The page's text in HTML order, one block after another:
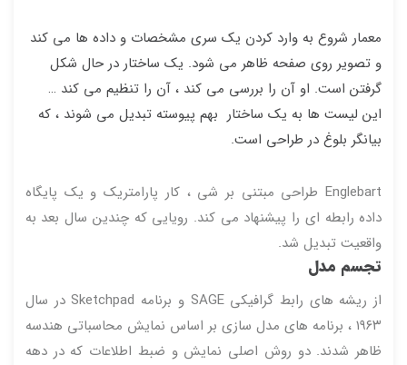
معمار شروع به وارد کردن یک سری مشخصات و داده ها می کند
و تصویر روی صفحه ظاهر می شود. یک ساختار در حال شکل
گرفتن است. او آن را بررسی می کند ، آن را تنظیم می کند …
این لیست ها به یک ساختار بهم پیوسته تبدیل می شوند ، که
بیانگر بلوغ در طراحی است.
Englebart طراحی مبتنی بر شی ، کار پارامتریک و یک پایگاه
داده رابطه ای را پیشنهاد می کند. رویایی که چندین سال بعد به
واقعیت تبدیل شد.
تجسم مدل
از ریشه های رابط گرافیکی SAGE و برنامه Sketchpad در سال
۱۹۶۳ ، برنامه های مدل سازی بر اساس نمایش محاسباتی هندسه
ظاهر شدند. دو روش اصلی نمایش و ضبط اطلاعات که در دهه